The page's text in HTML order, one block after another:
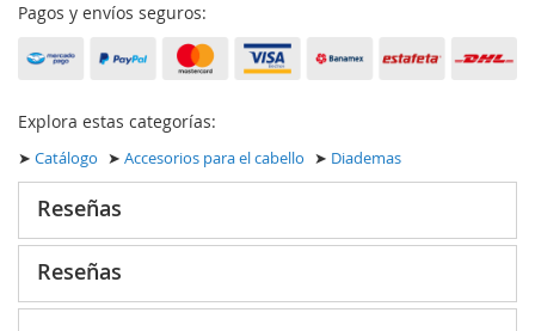
Pagos y envíos seguros:
Explora estas categorías:
➤ Catálogo ➤ Accesorios para el cabello ➤ Diademas
Reseñas
Reseñas